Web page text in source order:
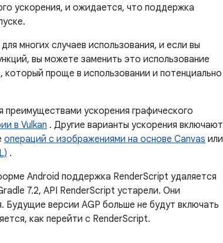
ускорения, и ожидается, что поддержка
многих случаев использования, и если вы
вы можете заменить это использование
, который проще в использовании и потенциально
ускорения графического
в Vulkan . Другие варианты ускорения включают
операций с изображениями на основе Canvas или
.
Android поддержка RenderScript удаляется
7.2, API RenderScript устарели. Они
версии AGP больше не будут включать
как перейти с RenderScript.